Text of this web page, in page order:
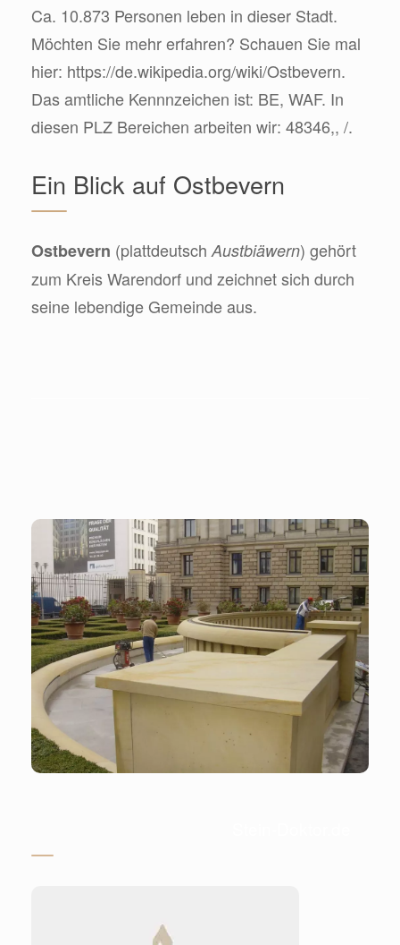
Ca. 10.873 Personen leben in dieser Stadt.
Möchten Sie mehr erfahren? Schauen Sie mal
hier: https://de.wikipedia.org/wiki/Ostbevern.
Das amtliche Kennnzeichen ist: BE, WAF. In
diesen PLZ Bereichen arbeiten wir: 48346,, /.
Ein Blick auf Ostbevern
Ostbevern (plattdeutsch Austbiäwern) gehört
zum Kreis Warendorf und zeichnet sich durch
seine lebendige Gemeinde aus.